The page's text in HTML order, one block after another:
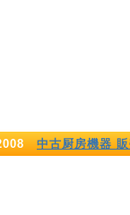
中古厨房機器